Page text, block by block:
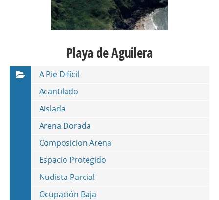
Playa de Aguilera
A Pie Difícil
Acantilado
Aislada
Arena Dorada
Composicion Arena
Espacio Protegido
Nudista Parcial
Ocupación Baja